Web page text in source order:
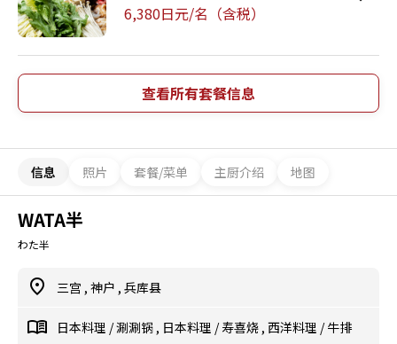
6,380日元/名（含税）
查看所有套餐信息
信息 照片 套餐/菜单 主厨介绍 地图
WATA半
わた半
三宫 , 神户 , 兵库县
日本料理 /涮涮锅 , 日本料理 /寿喜烧 , 西洋料理 /牛排